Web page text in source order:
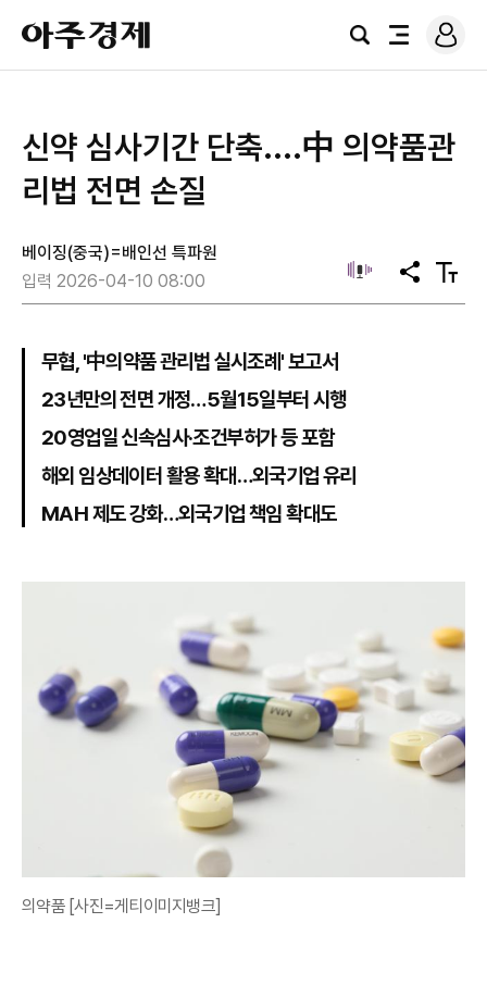
아
주
경
검
전
로
그
신약 심사기간 단축....中 의약품관
리법 전면 손질
베이징(중국)=배인선 특파원
입력 2026-04-10 08:00
공
유
텍
스
무협, '中의약품 관리법 실시조례' 보고서
23년만의 전면 개정…5월15일부터 시행
20영업일 신속심사·조건부허가 등 포함
해외 임상데이터 활용 확대…외국기업 유리
MAH 제도 강화…외국기업 책임 확대도
의약품 [사진=게티이미지뱅크]